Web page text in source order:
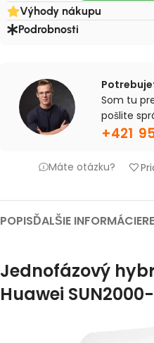
Výhody nákupu
Podrobnosti
Som tu
pošlite
+421
Máte otázku?
POPISĎALŠIE INFORMÁCIE
Jednofázový
Huawei SUN2000-